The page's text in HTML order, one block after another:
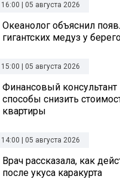
16:00 | 05 августа 2026
Океанолог объяснил
гигантских медуз у
15:00 | 05 августа 2026
Финансовый консультант
способы снизить
квартиры
14:00 | 05 августа 2026
Врач рассказала, как
после укуса каракурта